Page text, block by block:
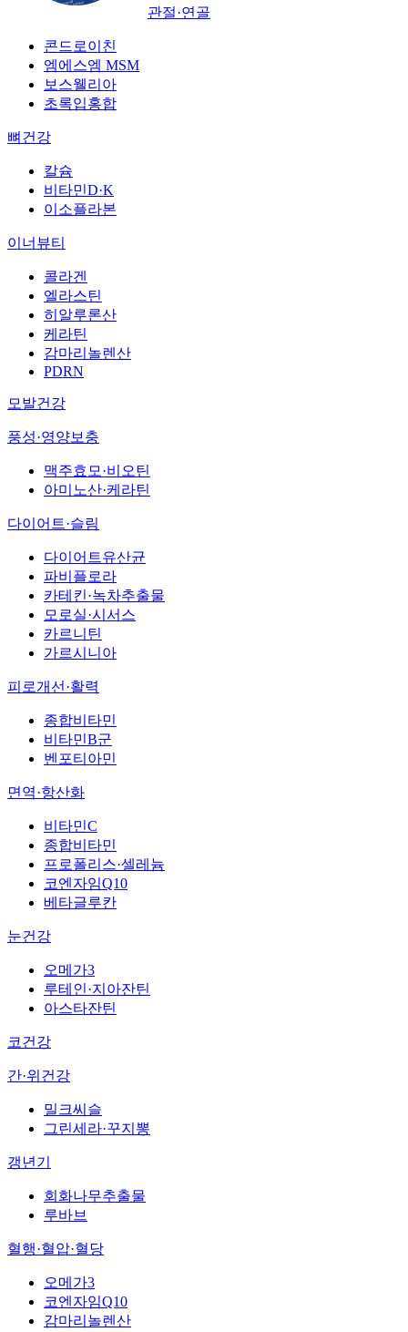
관절·연골
콘드로이친
엠에스엠 MSM
보스웰리아
초록입홍합
뼈건강
칼슘
비타민D·K
이소플라본
이너뷰티
콜라겐
엘라스틴
히알루론산
케라틴
감마리놀렌산
PDRN
모발건강
풍성·영양보충
맥주효모·비오틴
아미노산·케라틴
다이어트·슬림
다이어트유산균
파비플로라
카테킨·녹차추출물
모로실·시서스
카르니틴
가르시니아
피로개선·활력
종합비타민
비타민B군
벤포티아민
면역·항산화
비타민C
종합비타민
프로폴리스·셀레늄
코엔자임Q10
베타글루칸
눈건강
오메가3
루테인·지아잔틴
아스타잔틴
코건강
간·위건강
밀크씨슬
그린세라·꾸지뽕
갱년기
회화나무추출물
루바브
혈행·혈압·혈당
오메가3
코엔자임Q10
감마리놀렌산